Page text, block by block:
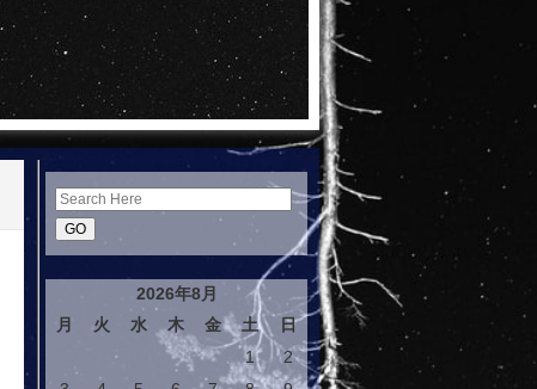
Search
2026年8月
月
火 水 木 金 土
日
1
2